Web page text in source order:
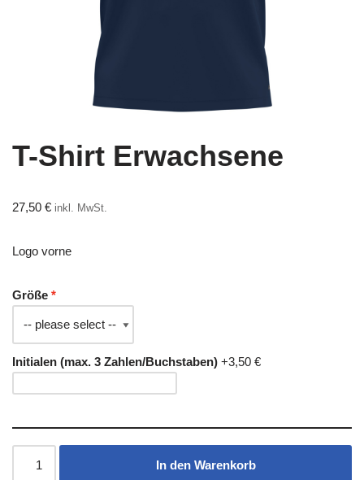
T-Shirt Erwachsene
27,50 € inkl. MwSt.
Logo vorne
Größe
Initialen (max. 3 Zahlen/Buchstaben) +3,50 €
In den Warenkorb